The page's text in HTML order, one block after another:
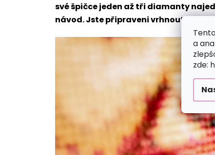
a
zde:
své špičce jeden až tři diamanty
návod. Jste připraveni vrhnout se do